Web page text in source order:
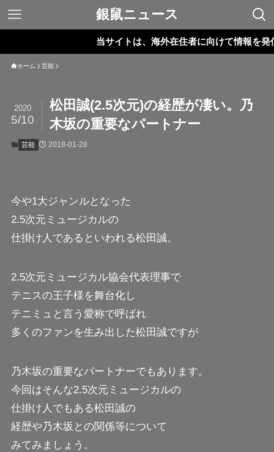
銀鼠ニュース
当サイトは、海外在住者に向けて情報を発信して
ホーム 芸能
松田誠(2.5次元)の経歴が凄い。乃
木坂の重要なパートナー
2020
5/10
芸能 2018-01-28
今や1大ジャンルとなった
2.5次元ミュージカルの
仕掛け人であるといわれる松田誠。
2.5次元ミュージカル協会代表理事で
テニスの王子様を舞台化し
テニミュと言う愛称で呼ばれ
多くのファンを生み出した松田誠ですが
乃木坂の重要なパートナーでもあります。
今回はそんな2.5次元ミュージカルの
仕掛け人でもある松田誠の
経歴や乃木坂との関係等について
みてみましょう。